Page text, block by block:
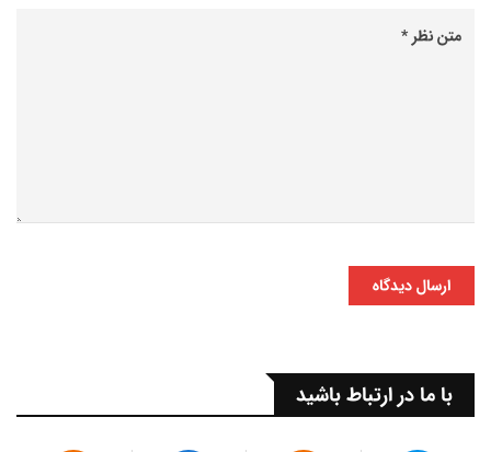
ارسال دیدگاه
با ما در ارتباط باشید